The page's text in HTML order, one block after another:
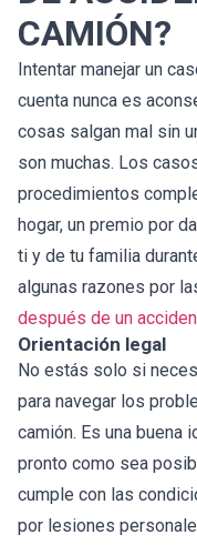
CAMIÓN?
Intentar manejar un
cuenta nunca es
cosas salgan mal sin
son muchas. Los
procedimientos
hogar, un premio por
ti y de tu familia
algunas razones por
después de un
Orientación legal
No estás solo si
para navegar los
camión. Es una buena
pronto como sea
cumple con las
por lesiones